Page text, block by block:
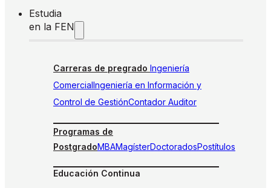
Estudia
en la FEN
Carreras de pregrado Ingeniería
ComercialIngeniería en Información y
Control de GestiónContador Auditor
Programas de
PostgradoMBAMagísterDoctoradosPostítulos
Educación Continua